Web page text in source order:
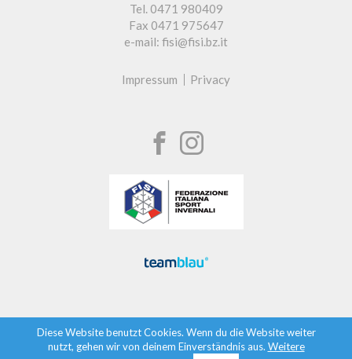
Tel. 0471 980409
Fax 0471 975647
e-mail: fisi@fisi.bz.it
Impressum Privacy
Diese Website benutzt Cookies. Wenn du die Website weiter
nutzt, gehen wir von deinem Einverständnis aus. Weitere